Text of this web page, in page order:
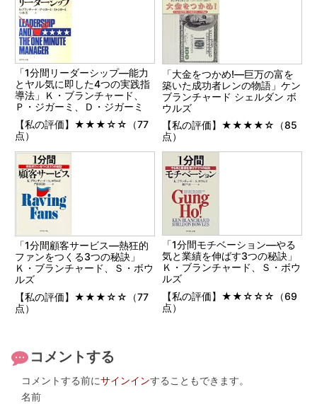
「1分間リーダーシップ―能力
とヤル気に即した4つの実践指
導法」Ｋ・ブランチャード、
Ｐ・ジガーミ、Ｄ・ジガーミ
【私の評価】★★★☆☆（77
点）
「大金をつかめ!―巨万の富を
築いた成功者レンの物語」ケン
ブランチャード シェルダン ボ
ウルズ
【私の評価】★★★★☆（85
点）
「1分間顧客サービス―熱狂的
ファンをつくる3つの秘訣」
Ｋ・ブランチャード、Ｓ・ボウ
ルズ
【私の評価】★★★☆☆（77
点）
「1分間モチベーション―やる
気と業績を伸ばす3つの秘訣」
Ｋ・ブランチャード、Ｓ・ボウ
ルズ
【私の評価】★★☆☆☆（69
点）
コメントする
コメントする前にサインインすることもできます。
名前